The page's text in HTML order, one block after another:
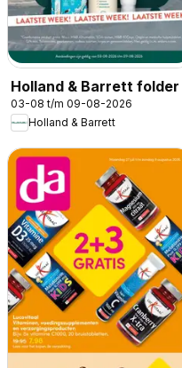
Holland & Barrett folder
03-08 t/m 09-08-2026
Holland & Barrett